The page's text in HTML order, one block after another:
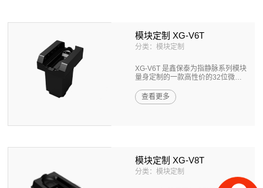
模块定制 XG-V6T
分类：模块定制
XG-V6T 是鑫保泰为指静脉系列模块
量身定制的一款高性价的32位微处
查看更多
模块定制 XG-V8T
分类：模块定制